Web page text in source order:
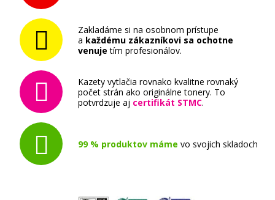
Zakladáme si na osobnom prístupe
a každému zákazníkovi sa ochotne
venuje tím profesionálov.
Kazety vytlačia rovnako kvalitne rovnaký
počet strán ako originálne tonery. To
potvrdzuje aj certifikát STMC.
99 % produktov máme vo svojich skladoch